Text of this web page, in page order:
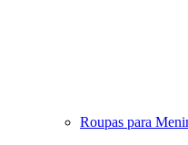
Roupas para